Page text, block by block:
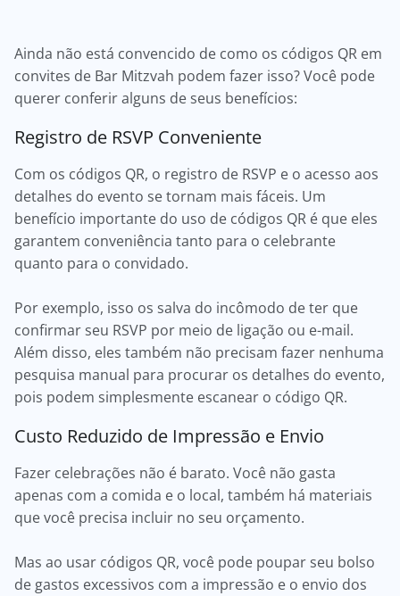
Ainda não está convencido de como os códigos QR em
convites de Bar Mitzvah podem fazer isso? Você pode
querer conferir alguns de seus benefícios:
Registro de RSVP Conveniente
Com os códigos QR, o registro de RSVP e o acesso aos
detalhes do evento se tornam mais fáceis. Um
benefício importante do uso de códigos QR é que eles
garantem conveniência tanto para o celebrante
quanto para o convidado.
Por exemplo, isso os salva do incômodo de ter que
confirmar seu RSVP por meio de ligação ou e-mail.
Além disso, eles também não precisam fazer nenhuma
pesquisa manual para procurar os detalhes do evento,
pois podem simplesmente escanear o código QR.
Custo Reduzido de Impressão e Envio
Fazer celebrações não é barato. Você não gasta
apenas com a comida e o local, também há materiais
que você precisa incluir no seu orçamento.
Mas ao usar códigos QR, você pode poupar seu bolso
de gastos excessivos com a impressão e o envio dos